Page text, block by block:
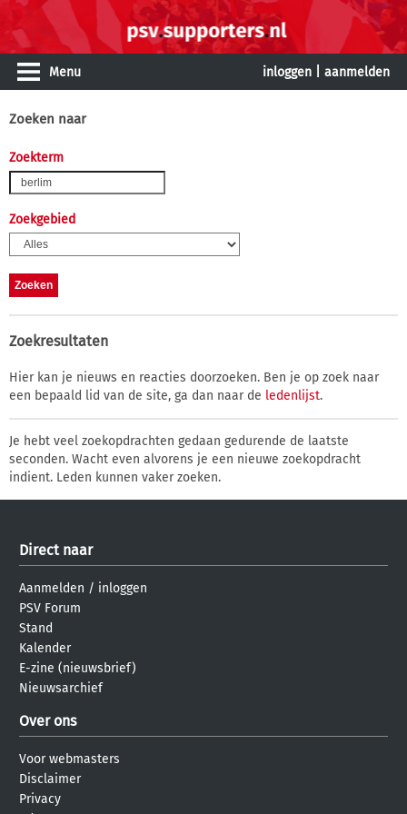
Menu inloggen aanmelden
Zoeken naar
Zoekterm
Zoekgebied
Zoekresultaten
Hier kan je nieuws en reacties doorzoeken. Ben je op zoek naar
een bepaald lid van de site, ga dan naar de ledenlijst.
Je hebt veel zoekopdrachten gedaan gedurende de laatste
seconden. Wacht even alvorens je een nieuwe zoekopdracht
indient. Leden kunnen vaker zoeken.
Direct naar
Aanmelden / inloggen
PSV Forum
Stand
Kalender
E-zine (nieuwsbrief)
Nieuwsarchief
Over ons
Voor webmasters
Disclaimer
Privacy